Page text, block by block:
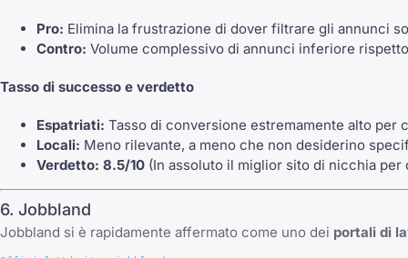
Pro: Elimina la frustrazione di dover filtrare gli annunci
Contro: Volume complessivo di annunci inferiore
Tasso di successo e verdetto
Espatriati: Tasso di conversione estremamente alto per
Locali: Meno rilevante, a meno che non desiderino
Verdetto: 8.5/10 (In assoluto il miglior sito di nicchia per
6. Jobbland
Jobbland si è rapidamente affermato come uno dei portali di